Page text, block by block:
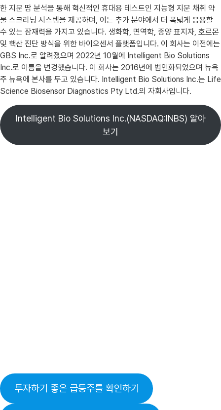
한 지문 땀 분석을 통해 혁신적인 휴대용 테스트인 지능형 지문 채취 약
물 스크리닝 시스템을 제공하며, 이는 추가 분야에서 더 폭넓게 응용할
수 있는 잠재력을 가지고 있습니다. 생화학, 면역학, 종양 표지자, 호르몬
및 핵산 진단 방식을 위한 바이오센서 플랫폼입니다. 이 회사는 이전에는
GBS Inc.로 알려졌으며 2022년 10월에 Intelligent Bio Solutions
Inc.로 이름을 변경했습니다. 이 회사는 2016년에 법인화되었으며 뉴욕
주 뉴욕에 본사를 두고 있습니다. Intelligent Bio Solutions Inc.는 Life
Science Biosensor Diagnostics Pty Ltd.의 자회사입니다.
Intelligent Bio Solutions Inc.(NASDAQ:INBS) 알아
보기
투자하기 좋은 급등주를 확인하기